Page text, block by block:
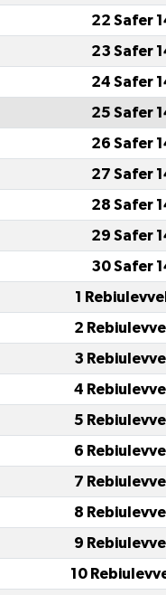
22 Safer
23 Safer
24 Safer
25 Safer
26 Safer
27 Safer
28 Safer
29 Safer
30 Safer
1
2
3
4
5
6
7
8
9
10